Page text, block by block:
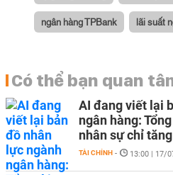
ngân hàng TPBank lãi suất
Có thể bạn quan
AI đang viết lại
ngân hàng:
nhân sự chỉ
TÀI CHÍNH - 13:00 | 17/